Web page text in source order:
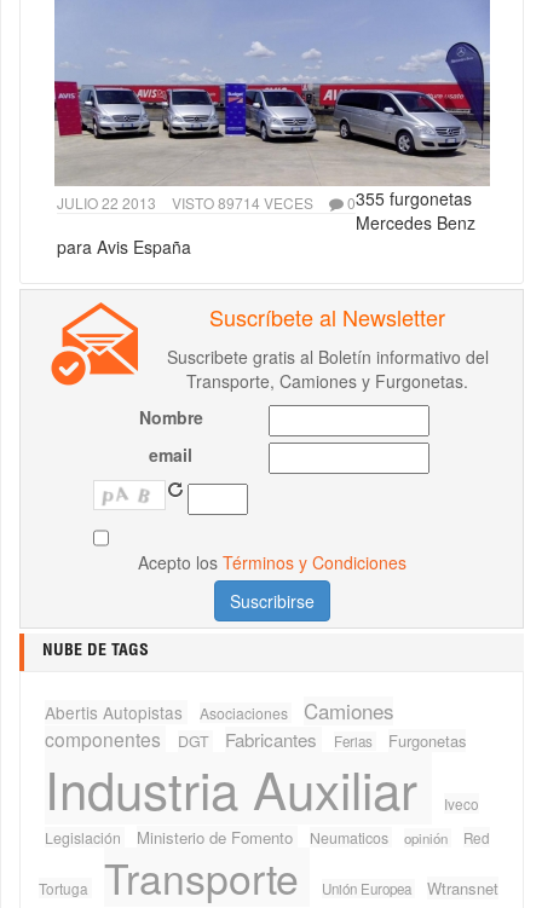
JULIO 22 2013 VISTO 89714 VECES 0355 furgonetas
Mercedes Benz
para Avis España
Suscríbete al Newsletter
Suscribete gratis al Boletín informativo del
Transporte, Camiones y Furgonetas.
Nombre
email
Acepto los Términos y Condiciones
NUBE DE TAGS
Abertis Autopistas Asociaciones Camiones
componentes DGT Fabricantes Ferias Furgonetas
Industria Auxiliar
Iveco
Legislación
Ministerio de Fomento Neumaticos opinión Red
Tortuga Transporte Unión Europea Wtransnet